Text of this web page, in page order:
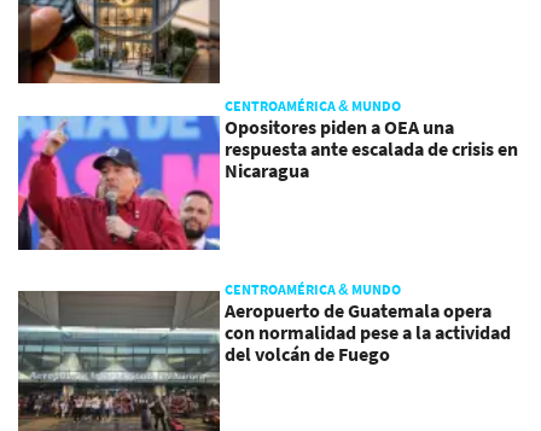
CENTROAMÉRICA & MUNDO
Opositores piden a OEA una
respuesta ante escalada de crisis en
Nicaragua
CENTROAMÉRICA & MUNDO
Aeropuerto de Guatemala opera
con normalidad pese a la actividad
del volcán de Fuego